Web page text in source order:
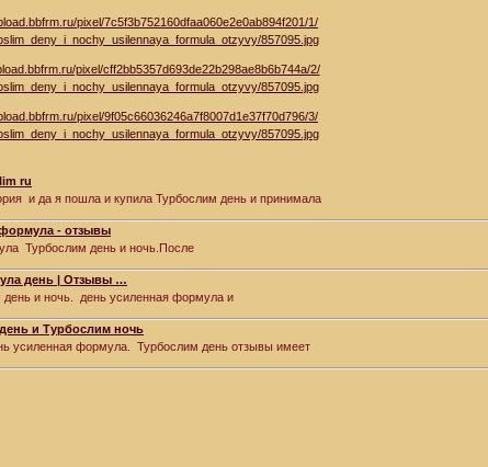
ru
и да я пошла и купила Турбослим день и принимала
- отзывы
Турбослим день и ночь.После
день | Отзывы …
и ночь. день усиленная формула и
и Турбослим ночь
усиленная формула. Турбослим день отзывы имеет